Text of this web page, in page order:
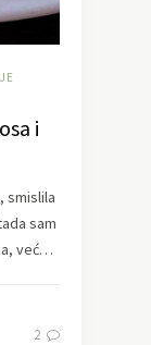
i
smislila
sam
već…
2